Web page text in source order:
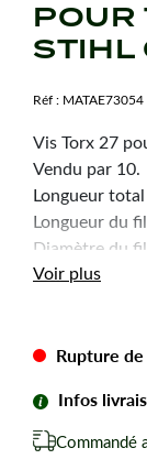
POUR
Réf : MATAE73054
Vis Torx 27
Vendu par 10.
Longueur
Longueur du
Diamètre du
Diamètre de la
Voir plus
Rupture
Infos
Commandé